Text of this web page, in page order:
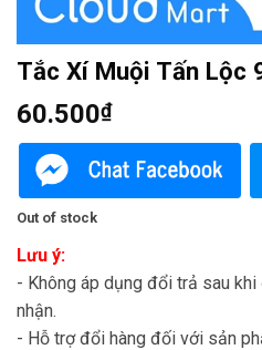
Tắc Xí Muội Tấn Lộc
60.500₫
Out of stock
Lưu ý:
- Không áp dụng đổi trả sau
nhận.
- Hỗ trợ đổi hàng đối với sản